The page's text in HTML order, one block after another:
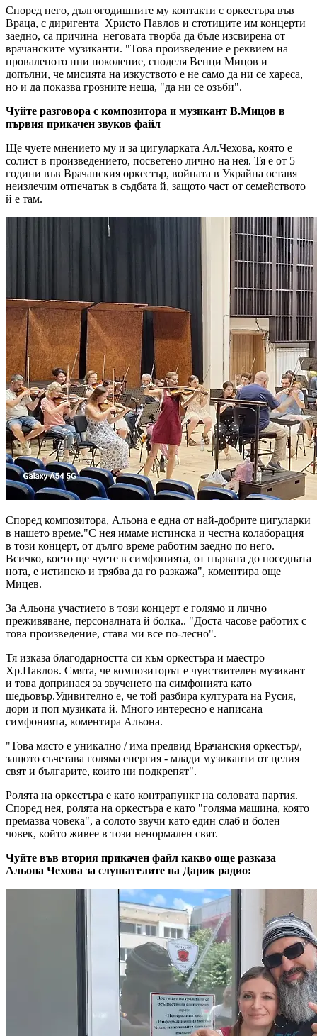
Според него, дългогодишните му контакти с оркестъра във
Враца, с диригента Христо Павлов и стотиците им концерти
заедно, са причина неговата творба да бъде изсвирена от
врачанските музиканти. "Това произведение е реквием на
проваленото нни поколение, споделя Венци Мицов и
допълни, че мисията на изкуството е не само да ни се хареса,
но и да показва грозните неща, "да ни се озъби".
Чуйте разговора с композитора и музикант В.Мицов в
първия прикачен звуков файл
Ще чуете мнението му и за цигуларката Ал.Чехова, която е
солист в произведението, посветено лично на нея. Тя е от 5
години във Врачанския оркестър, войната в Украйна оставя
неизлечим отпечатък в съдбата й, защото част от семейството
й е там.
Според композитора, Альона е една от най-добрите цигуларки
в нашето време."С нея имаме истинска и честна колаборация
в този концерт, от дълго време работим заедно по него.
Всичко, което ще чуете в симфонията, от първата до поседната
нота, е истинско и трябва да го разкажа", коментира още
Мицев.
За Альона участието в този концерт е голямо и лично
преживяване, персоналната й болка.. "Доста часове работих с
това произведение, става ми все по-лесно".
Тя изказа благодарността си към оркестъра и маестро
Хр.Павлов. Смята, че композиторът е чувствителен музикант
и това допринася за звученето на симфонията като
шедьовър.Удивително е, че той разбира културата на Русия,
дори и поп музиката й. Много интересно е написана
симфонията, коментира Альона.
"Това място е уникално / има предвид Врачанския оркестър/,
защото съчетава голяма енергия - млади музиканти от целия
свят и българите, които ни подкрепят".
Ролята на оркестъра е като контрапункт на соловата партия.
Според нея, ролята на оркестъра е като "голяма машина, която
премазва човека", а солото звучи като един слаб и болен
човек, който живее в този ненормален свят.
Чуйте във втория прикачен файл какво още разказа
Альона Чехова за слушателите на Дарик радио: